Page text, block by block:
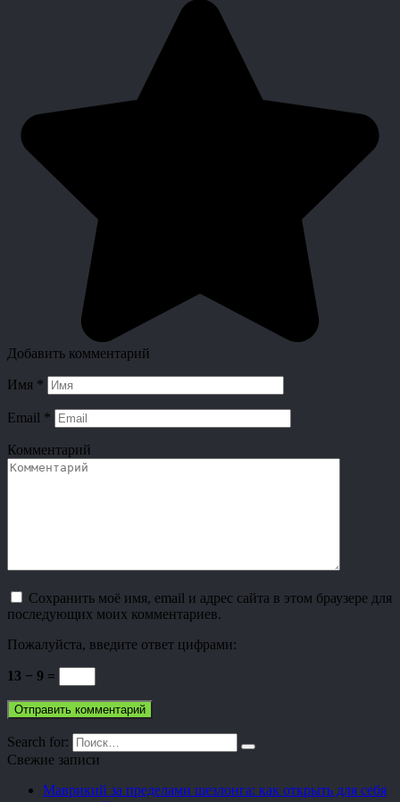
Добавить комментарий
Имя *
Email *
Комментарий
Сохранить моё имя, email и адрес сайта в этом браузере для
последующих моих комментариев.
Пожалуйста, введите ответ цифрами:
13 − 9 =
Search for:
Свежие записи
Маврикий за пределами шезлонга: как открыть для себя